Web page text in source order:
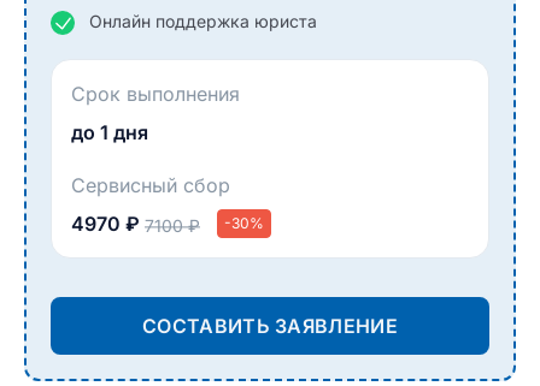
Онлайн поддержка юриста
Срок выполнения
до 1 дня
Сервисный сбор
4970 ₽ 7100 ₽ -30%
СОСТАВИТЬ ЗАЯВЛЕНИЕ